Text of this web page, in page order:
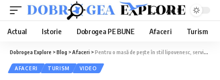
Aa
Actual Istorie Dobrogea PE BUNE Afaceri Turism
Dobrogea Explore >Blog >Afaceri >Pentru o masă de pește în stil lipovenesc, servită în tihnă, dă o fugă la Grisha, în Ghindărești | VIDEO
AFACERI TURISM VIDEO